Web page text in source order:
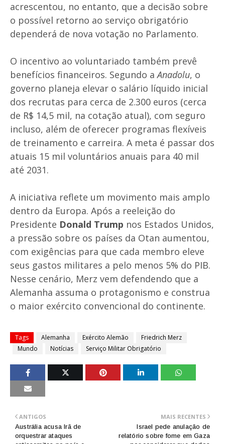
acrescentou, no entanto, que a decisão sobre
o possível retorno ao serviço obrigatório
dependerá de nova votação no Parlamento.
O incentivo ao voluntariado também prevê
benefícios financeiros. Segundo aAnadolu, o
governo planeja elevar o salário líquido inicial
dos recrutas para cerca de 2.300 euros (cerca
de R$ 14,5 mil, na cotação atual), com seguro
incluso, além de oferecer programas flexíveis
de treinamento e carreira. A meta é passar dos
atuais 15 mil voluntários anuais para 40 mil
até 2031.
A iniciativa reflete um movimento mais amplo
dentro da Europa. Após a reeleição do
Presidente Donald Trump nos Estados Unidos,
a pressão sobre os países da Otan aumentou,
com exigências para que cada membro eleve
seus gastos militares a pelo menos 5% do PIB.
Nesse cenário, Merz vem defendendo que a
Alemanha assuma o protagonismo e construa
o maior exército convencional do continente.
Tags Alemanha Exército Alemão
Friedrich Merz
Mundo
Notícias Serviço Militar Obrigatório
MAIS RECENTES
Israel pede anulação de
relatório sobre fome em Gaza
ANTIGOS
Austrália acusa Irã de
orquestrar ataques